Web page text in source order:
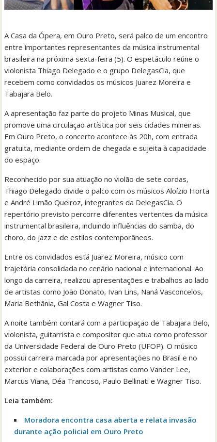
A Casa da Ópera, em Ouro Preto, será palco de um encontro
entre importantes representantes da música instrumental
brasileira na próxima sexta-feira (5). O espetáculo reúne o
violonista Thiago Delegado e o grupo DelegasCia, que
recebem como convidados os músicos Juarez Moreira e
Tabajara Belo.
A apresentação faz parte do projeto Minas Musical, que
promove uma circulação artística por seis cidades mineiras.
Em Ouro Preto, o concerto acontece às 20h, com entrada
gratuita, mediante ordem de chegada e sujeita à capacidade
do espaço.
Reconhecido por sua atuação no violão de sete cordas,
Thiago Delegado divide o palco com os músicos Aloízio Horta
e André Limão Queiroz, integrantes da DelegasCia. O
repertório previsto percorre diferentes vertentes da música
instrumental brasileira, incluindo influências do samba, do
choro, do jazz e de estilos contemporâneos.
Entre os convidados está Juarez Moreira, músico com
trajetória consolidada no cenário nacional e internacional. Ao
longo da carreira, realizou apresentações e trabalhos ao lado
de artistas como João Donato, Ivan Lins, Naná Vasconcelos,
Maria Bethânia, Gal Costa e Wagner Tiso.
A noite também contará com a participação de Tabajara Belo,
violonista, guitarrista e compositor que atua como professor
da Universidade Federal de Ouro Preto (UFOP). O músico
possui carreira marcada por apresentações no Brasil e no
exterior e colaborações com artistas como Vander Lee,
Marcus Viana, Déa Trancoso, Paulo Bellinati e Wagner Tiso.
Leia também:
Moradora encontra casa aberta e relata invasão
durante ação policial em Ouro Preto